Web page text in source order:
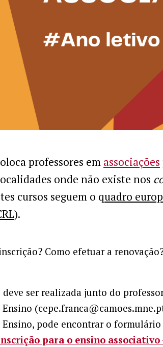
professores em associações
onde não existe nos
cursos seguem o quadro
).
Como efetuar a
ser realizada junto do
Ensino, pode encontrar o
para o ensino